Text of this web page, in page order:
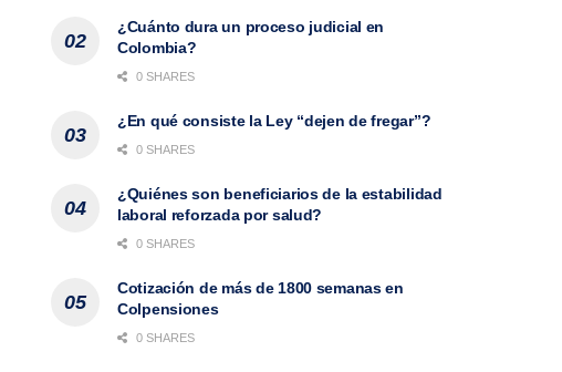
¿Cuánto dura un proceso judicial en
Colombia?
0 SHARES
¿En qué consiste la Ley “dejen de fregar”?
0 SHARES
¿Quiénes son beneficiarios de la estabilidad
laboral reforzada por salud?
0 SHARES
Cotización de más de 1800 semanas en
Colpensiones
0 SHARES